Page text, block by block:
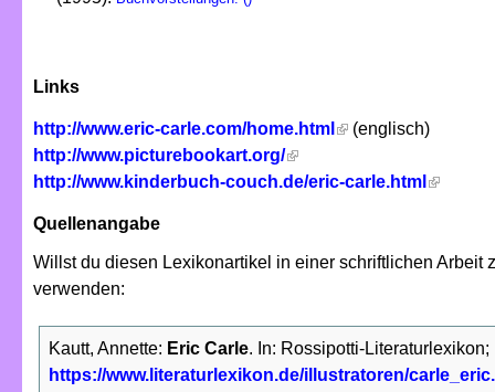
Links
http://www.eric-carle.com/home.html
(englisch)
http://www.picturebookart.org/
http://www.kinderbuch-couch.de/eric-carle.html
Quellenangabe
Willst du diesen Lexikonartikel in einer schriftlichen
verwenden:
Kautt, Annette: Eric Carle. In: Rossipotti-
https://www.literaturlexikon.de/illustratoren/